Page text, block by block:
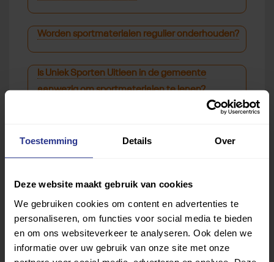
Toestemming Details Over
Deze website maakt gebruik van cookies
We gebruiken cookies om content en advertenties te
personaliseren, om functies voor social media te bieden
en om ons websiteverkeer te analyseren. Ook delen we
informatie over uw gebruik van onze site met onze
Worden sportmaterialen regulier onderhouden?
Is Uniek Sporten Uitleen in de gemeente
aanwezig om sportmaterialen te lenen?
doorverwezen naar Uniek Sporten Uitleen?
Houdt de sportaanbieder een intakegesprek met
nieuwe leden en/of ouders?
Houdt de sportaanbieder een ‘exit’ gesprek met
vertrekkende leden en/of ouders?